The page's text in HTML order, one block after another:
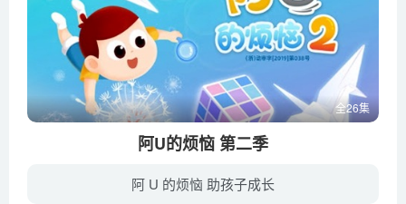
全26集
阿U的烦恼 第二季
阿 U 的烦恼 助孩子成长